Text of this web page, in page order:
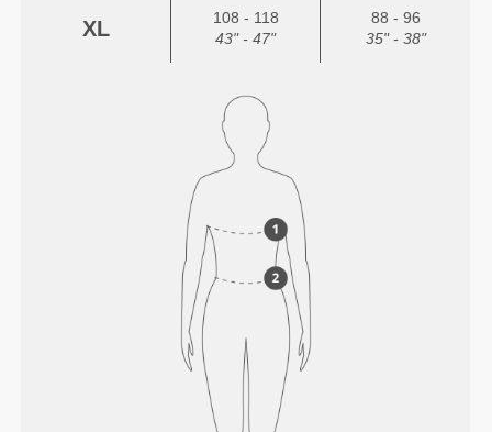
XL
108 - 118
43" - 47"
88 - 96
35" - 38"